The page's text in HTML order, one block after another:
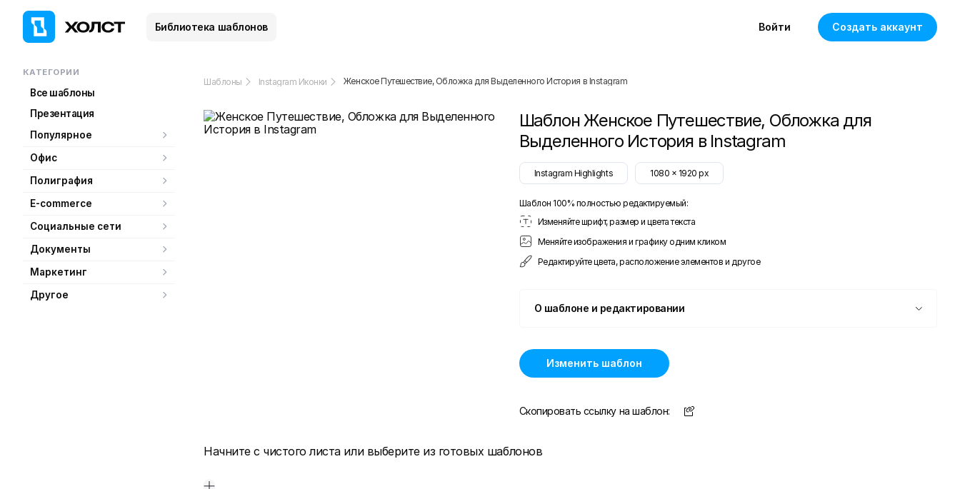
Библиотека шаблонов Войти Создать аккаунт
КАТЕГОРИИ
Все шаблоны
Презентация
Популярное
Офис
Полиграфия
E-commerce
Социальные сети
Документы
Маркетинг
Другое
Шаблоны Instagram Иконки Женское Путешествие, Обложка для Выделенного История в Instagram
Шаблон Женское Путешествие, Обложка для
Выделенного История в Instagram
Instagram Highlights 1080 x 1920 px
Шаблон 100% полностью редактируемый:
Изменяйте шрифт, размер и цвета текста
Меняйте изображения и графику одним кликом
Редактируйте цвета, расположение элементов и другое
О шаблоне и редактировании
Изменить шаблон
Скопировать ссылку на шаблон:
Начните с чистого листа или выберите из готовых шаблонов